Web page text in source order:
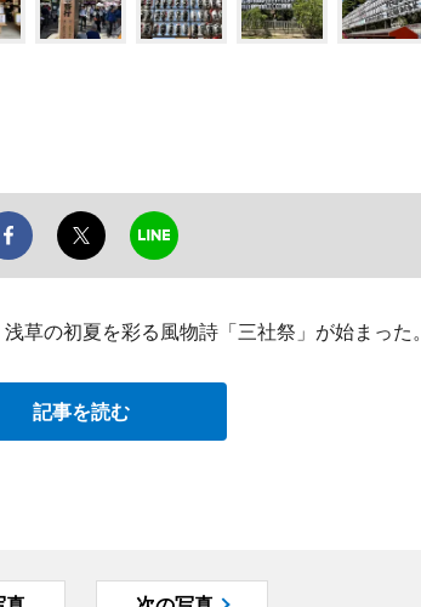
草の初夏を彩る風物詩「三社祭」が始まった。
記事を読む